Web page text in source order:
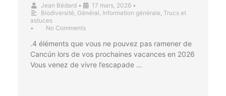
Jean Bédard • 17 mars, 2026 •
Biodiversité, Général, Information générale, Trucs et
astuces
•
No Comments
.4 éléments que vous ne pouvez pas ramener de
Cancún lors de vos prochaines vacances en 2026
Vous venez de vivre l’escapade …